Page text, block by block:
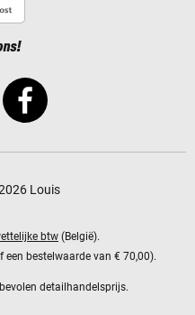
Louis
btw (België).
een bestelwaarde van € 70,00).
detailhandelsprijs.